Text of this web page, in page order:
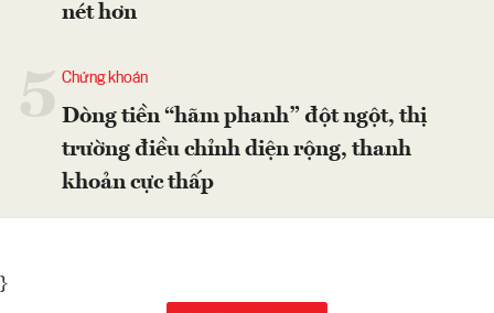
nét hơn
Chứng khoán
Dòng tiền “hãm phanh” đột ngột, thị
trường điều chỉnh diện rộng, thanh
khoản cực thấp
}